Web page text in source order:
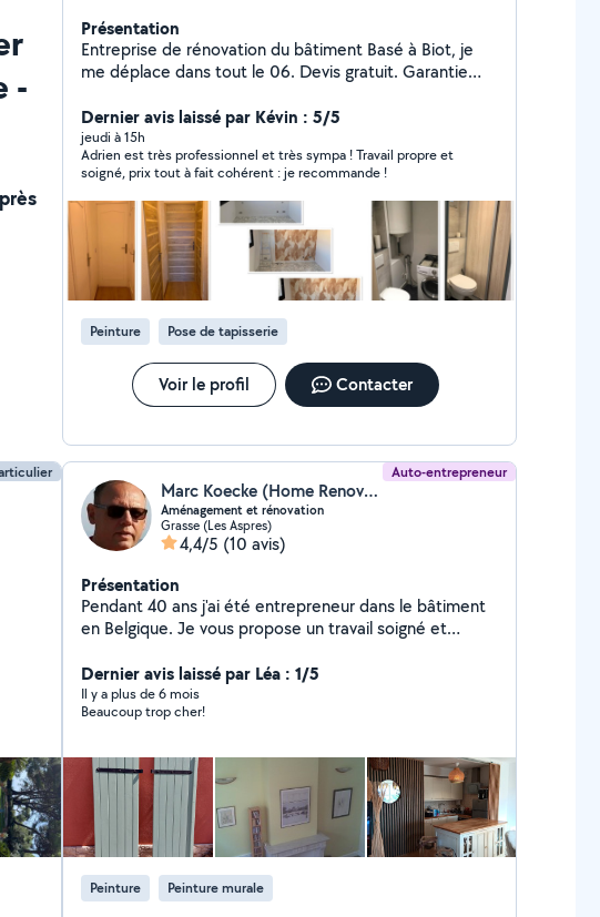
-
Présentation
Entreprise de rénovation du bâtiment Basé à Biot, je
me déplace dans tout le 06. Devis gratuit. Garantie
sur Instagram : ac_sud_renov_
Dernier avis laissé par Kévin : 5/5
jeudi à 15h
Adrien est très professionnel et très sympa ! Travail propre et
soigné, prix tout à fait cohérent : je recommande !
Peinture Pose de tapisserie
Voir le profil Contacter
Auto-entrepreneur
Marc Koecke (Home Renove 06)
Aménagement et rénovation
Grasse (Les Aspres)
4,4/5 (10 avis)
Présentation
Pendant 40 ans j'ai été entrepreneur dans le bâtiment
en Belgique. Je vous propose un travail soigné et
la menuiserie, l'électricité... Je suis équipé avec du
matériel PRO et je peux me déplacer dans un rayon de
+/- 20km autour de Grasse. Si le travail est important je
travaux le travail pourra se faire en régie (par heure).
Dernier avis laissé par Léa : 1/5
Il y a plus de 6 mois
Beaucoup trop cher!
Peinture Peinture murale